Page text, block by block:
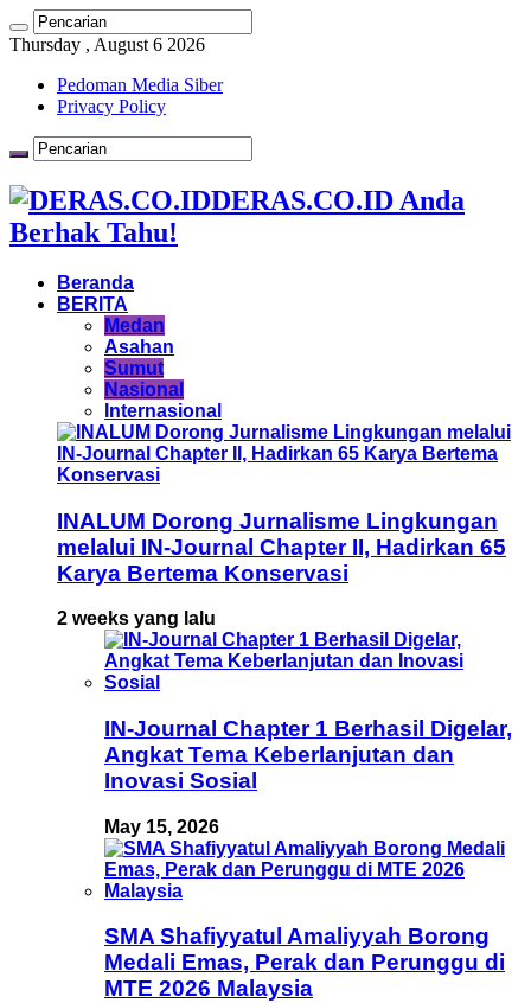
Thursday , August 6 2026
Pedoman Media Siber
Privacy Policy
DERAS.CO.ID Anda
Berhak Tahu!
Beranda
BERITA
Medan
Asahan
Sumut
Nasional
Internasional
INALUM Dorong Jurnalisme Lingkungan
melalui IN-Journal Chapter II, Hadirkan 65
Karya Bertema Konservasi
2 weeks yang lalu
IN-Journal Chapter 1 Berhasil Digelar,
Angkat Tema Keberlanjutan dan
Inovasi Sosial
May 15, 2026
SMA Shafiyyatul Amaliyyah Borong
Medali Emas, Perak dan Perunggu di
MTE 2026 Malaysia